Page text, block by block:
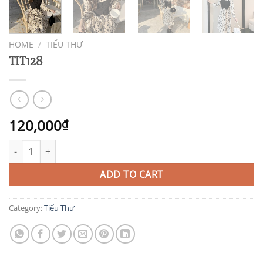
HOME / TIỂU THƯ
TIT128
120,000₫
TIT128 quantity
ADD TO CART
Category:Tiểu Thư